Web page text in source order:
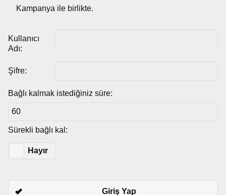
Kampanya ile birlikte.
Kullanıcı
Adı:
Şifre:
Bağlı kalmak istediğiniz süre:
Sürekli bağlı kal:
Hayır
Giriş Yap